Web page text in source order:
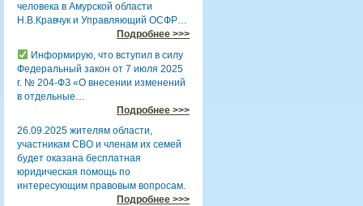
человека в Амурской области
Н.В.Кравчук и Управляющий ОСФР…
Подробнее >>>
Информирую, что вступил в силу
Федеральный закон от 7 июля 2025
г. № 204-ФЗ «О внесении изменений
в отдельные…
Подробнее >>>
26.09.2025 жителям области,
участникам СВО и членам их семей
будет оказана бесплатная
юридическая помощь по
интересующим правовым вопросам.
Подробнее >>>